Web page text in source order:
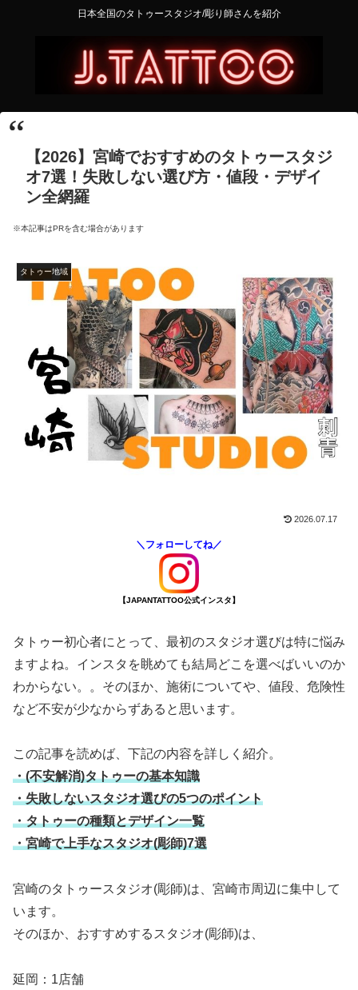
日本全国のタトゥースタジオ/彫り師さんを紹介
【2026】宮崎でおすすめのタトゥースタジ
オ7選！失敗しない選び方・値段・デザイ
ン全網羅
※本記事はPRを含む場合があります
タトゥー地域
2026.07.17
＼フォローしてね／
【JAPANTATTOO公式インスタ】
タトゥー初心者にとって、最初のスタジオ選びは特に悩み
ますよね。インスタを眺めても結局どこを選べばいいのか
わからない。。そのほか、施術についてや、値段、危険性
など不安が少なからずあると思います。
この記事を読めば、下記の内容を詳しく紹介。
・(不安解消)タトゥーの基本知識
・失敗しないスタジオ選びの5つのポイント
・タトゥーの種類とデザイン一覧
・宮崎で上手なスタジオ(彫師)7選
宮崎のタトゥースタジオ(彫師)は、宮崎市周辺に集中して
います。
そのほか、おすすめするスタジオ(彫師)は、
延岡：1店舗